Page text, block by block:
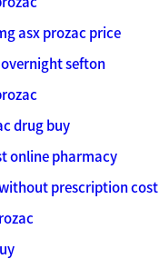
asx prozac price
sefton
drug buy
online pharmacy
prescription cost